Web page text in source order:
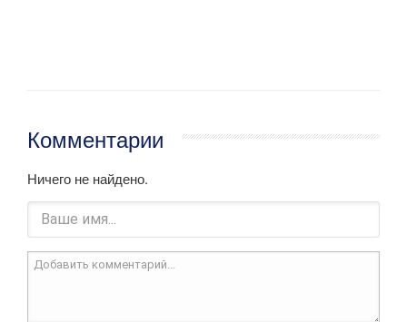
Комментарии
Ничего не найдено.